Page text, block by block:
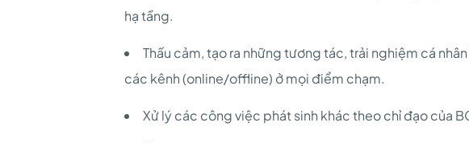
hạ tầng.
Thấu cảm, tạo ra những tương tác, trải nghiệm cá
các kênh (online/offline) ở mọi điểm chạm.
Xử lý các công việc phát sinh khác theo chỉ đạo của